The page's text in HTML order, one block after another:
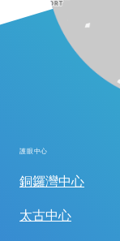
護眼中心
銅鑼灣中心
太古中心